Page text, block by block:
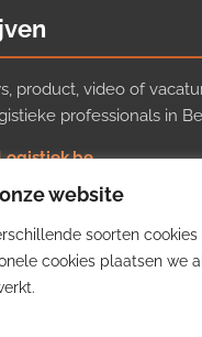
website
soorten cookies
cookies plaatsen we
product, video of
professionals in
update